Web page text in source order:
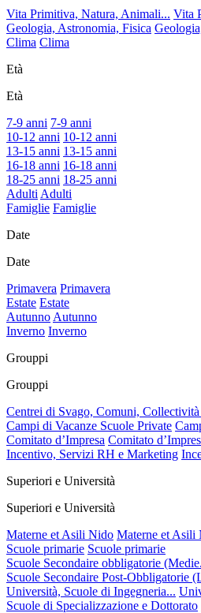
Vita Primitiva, Natura, Animali... Vita
Geologia, Astronomia, Fisica
Clima Clima
Età
Età
7-9 anni 7-9 anni
10-12 anni 10-12 anni
13-15 anni 13-15 anni
16-18 anni 16-18 anni
18-25 anni 18-25 anni
Adulti Adulti
Famiglie Famiglie
Date
Date
Primavera Primavera
Estate Estate
Autunno Autunno
Inverno Inverno
Grouppi
Grouppi
Centrei di Svago, Comuni,
Campi di Vacanze Scuole Private
Comitato d’Impresa Comitato
Incentivo, Servizi RH e Marketing
Superiori e Università
Superiori e Università
Materne et Asili Nido Materne et Asili
Scuole primarie Scuole primarie
Scuole Secondaire obbligatorie
Scuole Secondaire Post-Obbligatorie
Università, Scuole di Ingegneria...
Scuole di Specializzazione e Dottorato